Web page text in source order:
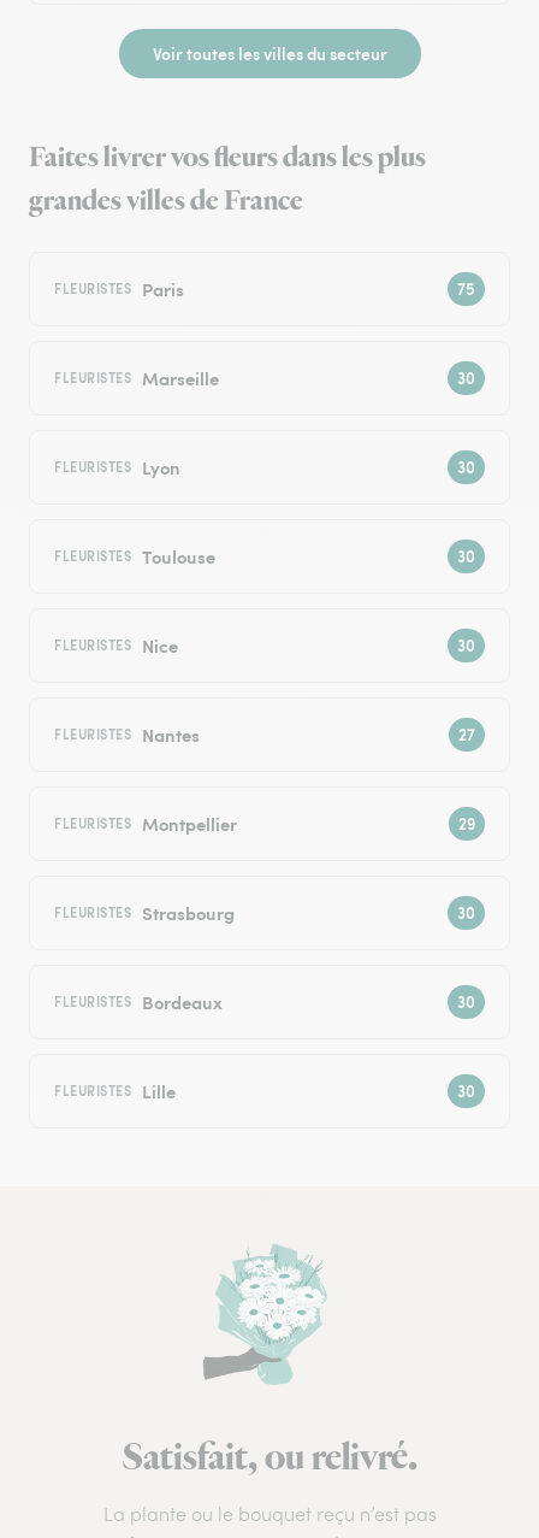
Voir toutes les villes du secteur
Faites livrer vos fleurs dans les plus
grandes villes de France
FLEURISTES Paris
FLEURISTES Marseille
FLEURISTES Lyon
FLEURISTES Toulouse
FLEURISTES Nice
FLEURISTES Nantes
FLEURISTES Montpellier
FLEURISTES Strasbourg
FLEURISTES Bordeaux
FLEURISTES Lille
Satisfait, ou relivré.
La plante ou le bouquet reçu n’est pas